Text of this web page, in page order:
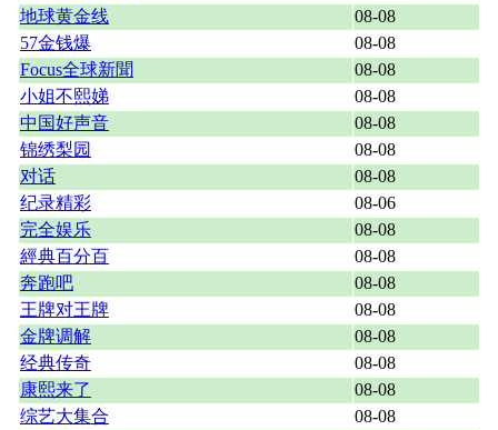
地球黄金线
08-08
57金钱爆
08-08
Focus全球新聞
08-08
小姐不熙娣
08-08
中国好声音
08-08
锦绣梨园
08-08
对话
08-08
纪录精彩
08-06
完全娱乐
08-08
經典百分百
08-08
奔跑吧
08-08
王牌对王牌
08-08
金牌调解
08-08
经典传奇
08-08
康熙来了
08-08
综艺大集合
08-08